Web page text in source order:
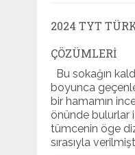
2024 TYT
ÇÖZÜMLERI
Bu sokağın
boyunca
bir hamamın
önünde bulurlar
tümcenin öge
sırasıyla